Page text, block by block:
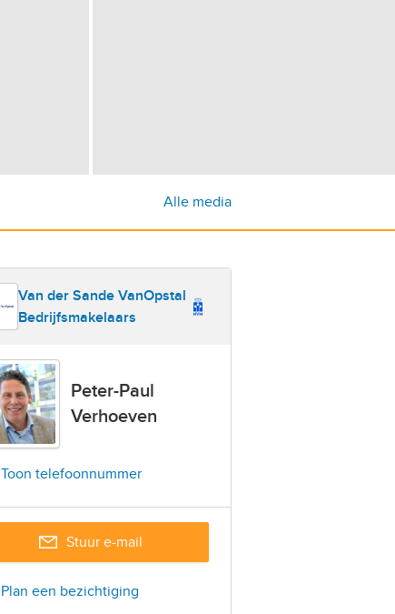
Alle media
Van der Sande VanOpstal
Bedrijfsmakelaars
Peter-Paul
Verhoeven
Toon telefoonnummer
Stuur e-mail
Plan een bezichtiging